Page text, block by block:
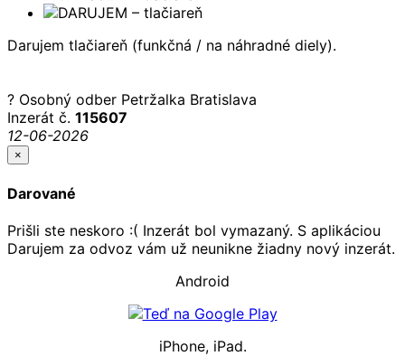
Darujem tlačiareň (funkčná / na náhradné diely).
? Osobný odber Petržalka Bratislava
Inzerát č. 115607
12-06-2026
×
Darované
Prišli ste neskoro :( Inzerát bol vymazaný. S aplikáciou
Darujem za odvoz vám už neunikne žiadny nový inzerát.
Android
iPhone, iPad.